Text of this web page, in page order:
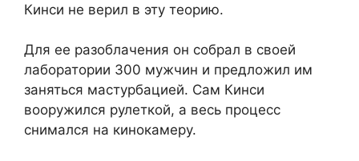
Кинси не верил в эту теорию.
Для ее разоблачения он собрал в своей
лаборатории 300 мужчин и предложил им
заняться мастурбацией. Сам Кинси
вооружился рулеткой, а весь процесс
снимался на кинокамеру.